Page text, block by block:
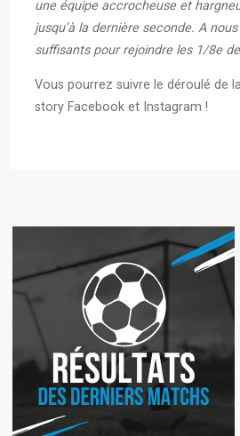
une équipe accrocheuse et
jusqu’à la dernière seconde. A
suffisants pour rejoindre les 1/8e
Vous pourrez suivre le déroulé de
story Facebook et Instagram !